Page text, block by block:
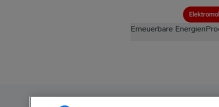
Direkt
zum
Erneuerbare Energien